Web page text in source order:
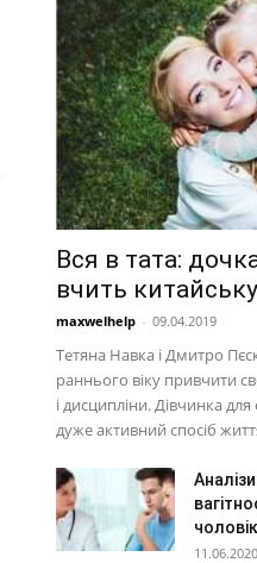
Вся в тата:
вчить
maxwelhelp - 09.04.2019
Тетяна Навка і Дмитро
раннього віку привчити
і дисципліни. Дівчинка
дуже активний спосіб
11.06.2020